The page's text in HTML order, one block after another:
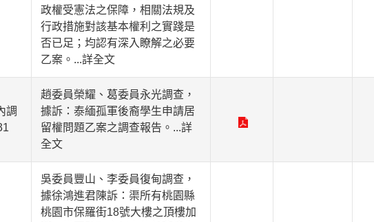
政權受憲法之保障，相關法規及
行政措施對該基本權利之實踐是
否已足；均認有深入瞭解之必要
乙案。 ...詳全文
調
趙委員榮耀、葛委員永光調查，
據訴：泰緬孤軍後裔學生申請居
留權問題乙案之調查報告。 ...詳
全文
吳委員豐山、李委員復甸調查，
據徐鴻進君陳訴：渠所有桃園縣
桃園市保羅街18號大樓之頂樓加